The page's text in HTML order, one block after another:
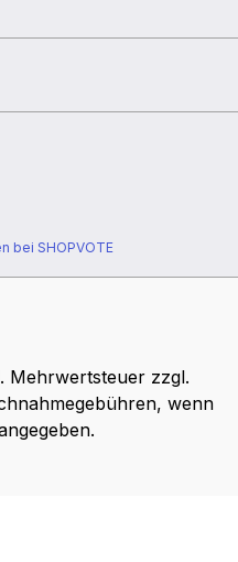
bei SHOPVOTE
Mehrwertsteuer zzgl.
wenn